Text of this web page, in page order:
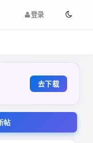
登录
去下载
帖